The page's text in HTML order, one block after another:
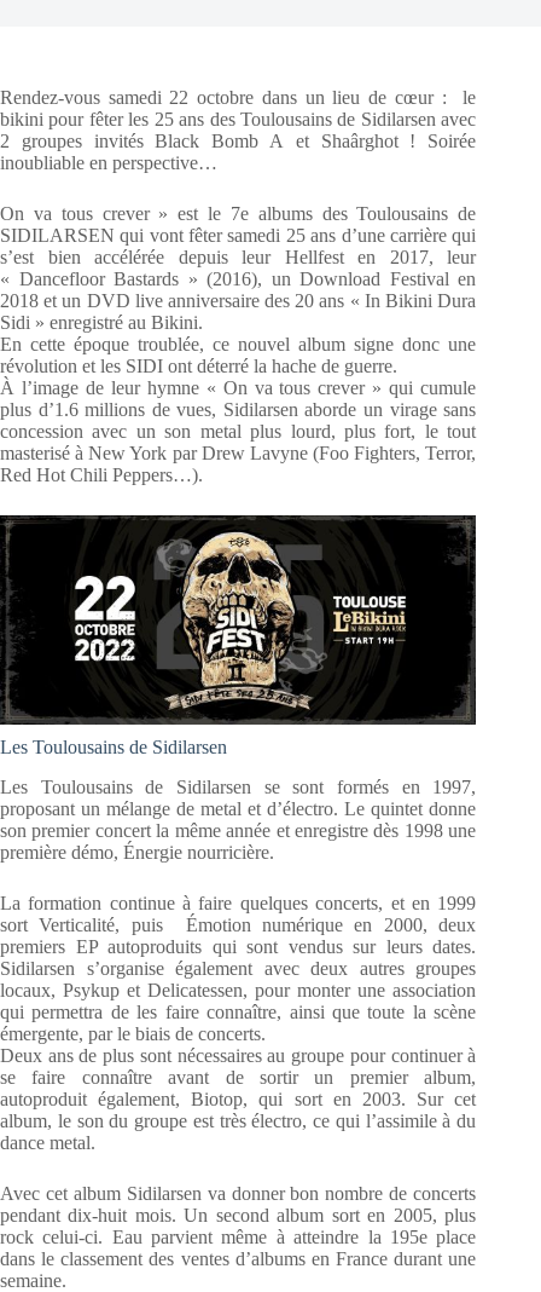
Rendez-vous samedi 22 octobre dans un lieu de cœur : le
bikini pour fêter les 25 ans des Toulousains de Sidilarsen avec
2 groupes invités Black Bomb A et Shaârghot ! Soirée
inoubliable en perspective…
On va tous crever » est le 7e albums des Toulousains de
SIDILARSEN qui vont fêter samedi 25 ans d’une carrière qui
s’est bien accélérée depuis leur Hellfest en 2017, leur
« Dancefloor Bastards » (2016), un Download Festival en
2018 et un DVD live anniversaire des 20 ans « In Bikini Dura
Sidi » enregistré au Bikini.
En cette époque troublée, ce nouvel album signe donc une
révolution et les SIDI ont déterré la hache de guerre.
À l’image de leur hymne « On va tous crever » qui cumule
plus d’1.6 millions de vues, Sidilarsen aborde un virage sans
concession avec un son metal plus lourd, plus fort, le tout
masterisé à New York par Drew Lavyne (Foo Fighters, Terror,
Red Hot Chili Peppers…).
Les Toulousains de Sidilarsen
Les Toulousains de Sidilarsen se sont formés en 1997,
proposant un mélange de metal et d’électro. Le quintet donne
son premier concert la même année et enregistre dès 1998 une
première démo, Énergie nourricière.
La formation continue à faire quelques concerts, et en 1999
sort Verticalité, puis Émotion numérique en 2000, deux
premiers EP autoproduits qui sont vendus sur leurs dates.
Sidilarsen s’organise également avec deux autres groupes
locaux, Psykup et Delicatessen, pour monter une association
qui permettra de les faire connaître, ainsi que toute la scène
émergente, par le biais de concerts.
Deux ans de plus sont nécessaires au groupe pour continuer à
se faire connaître avant de sortir un premier album,
autoproduit également, Biotop, qui sort en 2003. Sur cet
album, le son du groupe est très électro, ce qui l’assimile à du
dance metal.
Avec cet album Sidilarsen va donner bon nombre de concerts
pendant dix-huit mois. Un second album sort en 2005, plus
rock celui-ci. Eau parvient même à atteindre la 195e place
dans le classement des ventes d’albums en France durant une
semaine.